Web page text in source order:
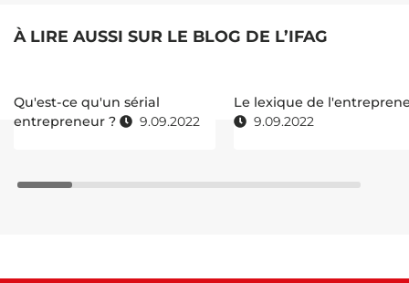
À LIRE AUSSI SUR LE BLOG DE L’IFAG
Qu'est-ce qu'un sérial
entrepreneur ?
9.09.2022
Le lexique de
9.09.2022